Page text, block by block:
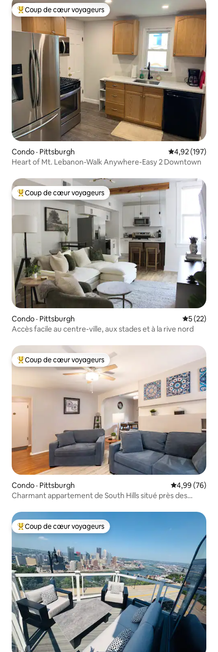
Coup de cœur voyageurs parmi les plus aimés
Coup de cœur voyageurs
Condo · Pittsburgh Note
4,92 (197)
Heart of Mt. Lebanon-Walk Anywhere-Easy 2 Downtown
Coup de cœur voyageurs parmi les plus aimés
Coup de cœur voyageurs
Condo · Pittsburgh Note
5 (22)
Accès facile au centre-ville, aux stades et à la rive nord
Coup de cœur voyageurs parmi les plus aimés
Coup de cœur voyageurs
Condo · Pittsburgh Note
4,99 (76)
Charmant appartement de South Hills situé près des
Coup de cœur voyageurs parmi les plus aimés
Coup de cœur voyageurs